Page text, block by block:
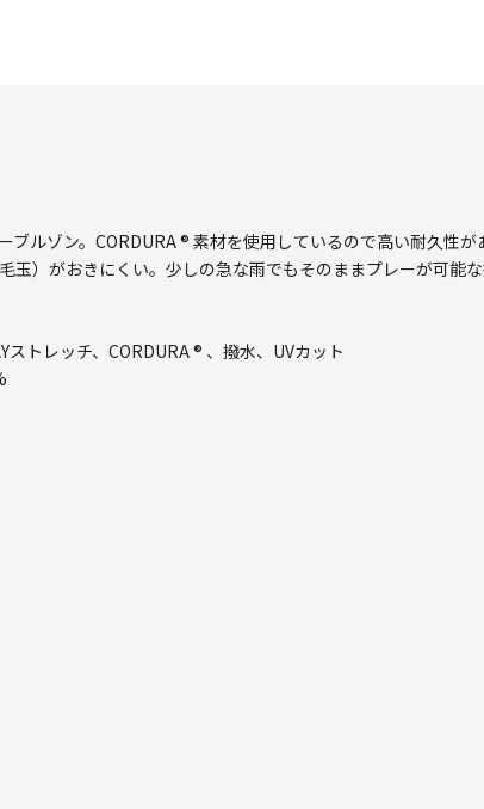
ルゾン。CORDURA ® 素材を使用しているので高い耐久性が
玉）がおきにくい。少しの急な雨でもそのままプレーが可能
トレッチ、CORDURA ® 、撥水、UVカット